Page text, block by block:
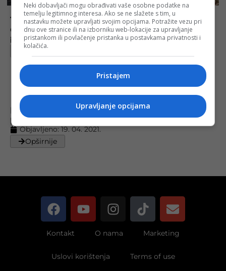
Tužilaštvo BiH od Ukrajine zatražilo
dokumentaciju za aferu Ikona
Objavljeno:21. 01. 2022.
Opširnije
Međunarodni skandal: Šta se dešava sa
predmetom “Ikona”?
Objavljeno:19. 04. 2021.
Opširnije
Kontakt O nama Marketing
Uslovi korištenja Terms of use
Neki dobavljači mogu obrađivati vaše osobne podatke na
temelju legitimnog interesa. Ako se ne slažete s tim, u
nastavku možete upravljati svojim opcijama. Potražite vezu pri
dnu ove stranice ili na izborniku web-lokacije za upravljanje
pristankom ili povlačenje pristanka u postavkama privatnosti i
kolačića.
Pristajem
Upravljanje opcijama